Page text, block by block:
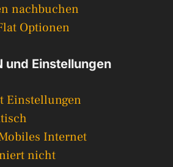
nachbuchen
Optionen
und Einstellungen
Einstellungen
Internet
nicht